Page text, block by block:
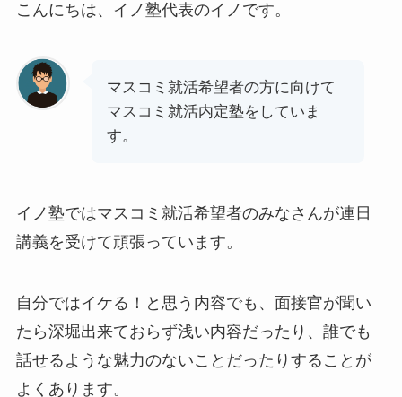
こんにちは、イノ塾代表のイノです。
マスコミ就活希望者の方に向けて
マスコミ就活内定塾をしていま
す。
イノ塾ではマスコミ就活希望者のみなさんが連日
講義を受けて頑張っています。
自分ではイケる！と思う内容でも、面接官が聞い
たら深堀出来ておらず浅い内容だったり、誰でも
話せるような魅力のないことだったりすることが
よくあります。